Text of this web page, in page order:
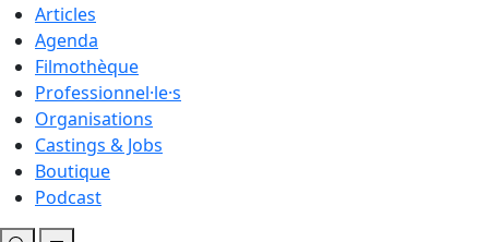
Articles
Agenda
Filmothèque
Professionnel·le·s
Organisations
Castings & Jobs
Boutique
Podcast